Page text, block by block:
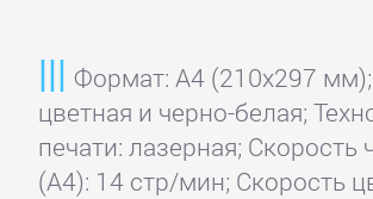
Формат: A4 (210x297
цветная и черно-белая;
печати: лазерная; Скорость
(А4): 14 стр/мин; Скорость